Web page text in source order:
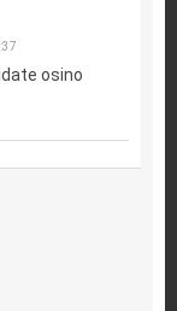
osino